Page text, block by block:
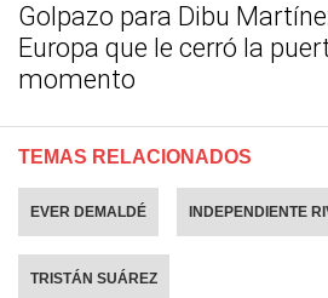
Golpazo para Dibu
Europa que le cerró la
momento
TEMAS RELACIONADOS
EVER DEMALDÉ INDEPENDIENTE
TRISTÁN SUÁREZ